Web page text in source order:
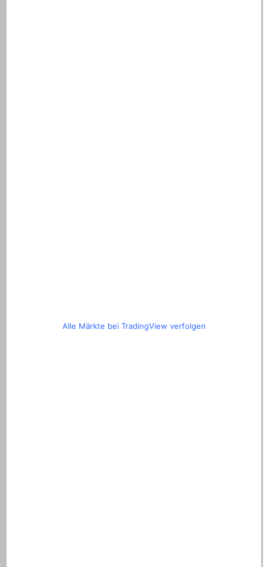
Alle Märkte bei TradingView verfolgen